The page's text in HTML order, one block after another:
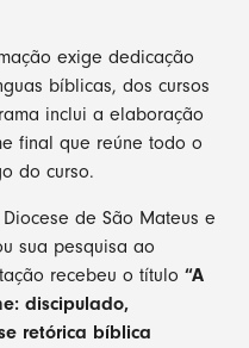
exige dedicação
bíblicas, dos cursos
inclui a elaboração
final que reúne todo o
do curso.
de São Mateus e
sua pesquisa ao
recebeu o título “A
discipulado,
retórica bíblica